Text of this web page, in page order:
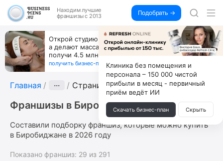
Находим лучшие
франшизы с 2013
Подобрать →
Открой студию, где не колют и не режут,
а делают массаж лица руками и в первый же год
получи 4.5 млн
получить бизнес-план ↓
Главная ··· Страница 2
Франшизы в Биробиджане
Составили подборку франшиз, которые можно купить
в Биробиджане в 2026 году
Показано франшиз: 29 из 291
Клиника без помещения и
персонала – 150 000 чистой
прибыли в месяц - первичный
приём ведёт ИИ
Скачать бизнес-план Скрыть